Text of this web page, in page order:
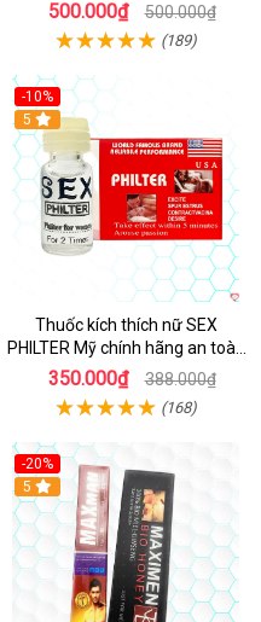
500.000₫ 500.000₫
(189)
-10%
5
Thuốc kích thích nữ SEX
PHILTER Mỹ chính hãng an toàn
hiệu quả
350.000₫ 388.000₫
(168)
-20%
5